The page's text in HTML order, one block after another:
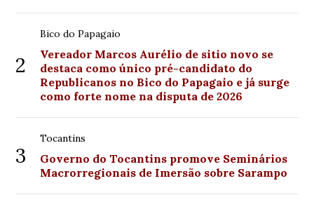
2
Bico do Papagaio
Vereador Marcos Aurélio de sitio novo se
destaca como único pré-candidato do
Republicanos no Bico do Papagaio e já surge
como forte nome na disputa de 2026
3
Tocantins
Governo do Tocantins promove Seminários
Macrorregionais de Imersão sobre Sarampo